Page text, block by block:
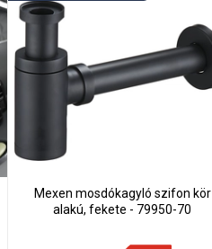
Kedvenc
Mexen mosdókagyló szifon kör
alakú, fekete - 79950-70